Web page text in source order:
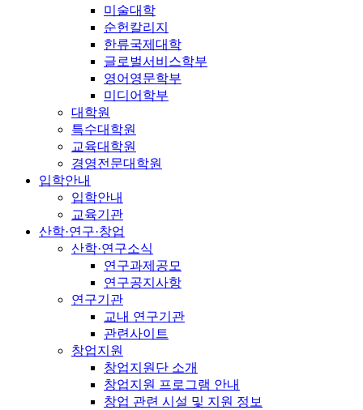
미술대학
순헌칼리지
한류국제대학
글로벌서비스학부
영어영문학부
미디어학부
대학원
특수대학원
교육대학원
경영전문대학원
입학안내
입학안내
교육기관
산학·연구·창업
산학·연구소식
연구과제공모
연구공지사항
연구기관
교내 연구기관
관련사이트
창업지원
창업지원단 소개
창업지원 프로그램 안내
창업 관련 시설 및 지원 정보